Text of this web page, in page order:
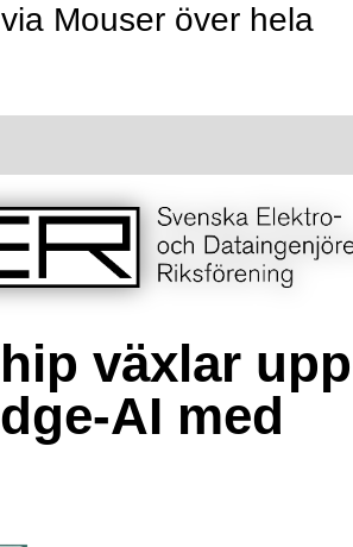
Mouser över hela
växlar upp
AI med